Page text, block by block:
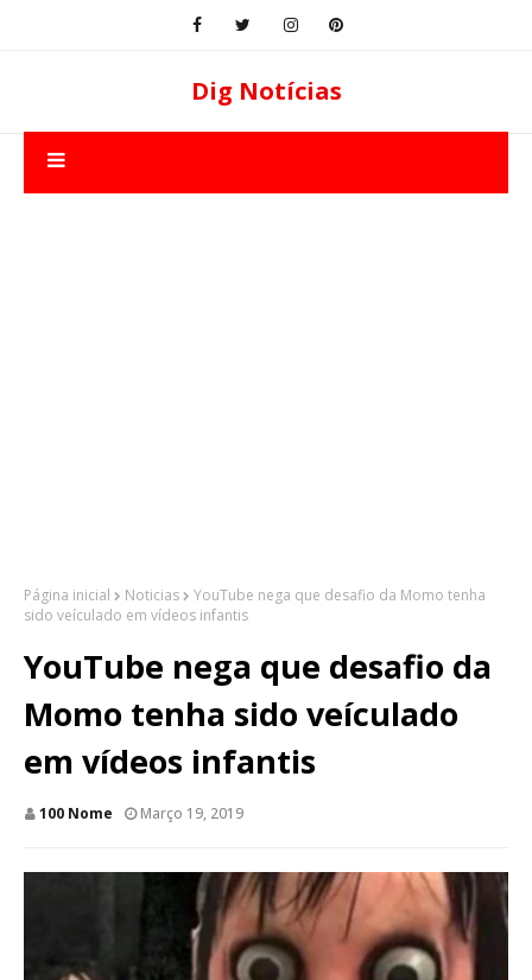
Dig Notícias
Página inicial Noticias
YouTube nega que desafio da Momo tenha
sido veículado em vídeos infantis
YouTube nega que desafio da
Momo tenha sido veículado
em vídeos infantis
100 Nome Março 19, 2019